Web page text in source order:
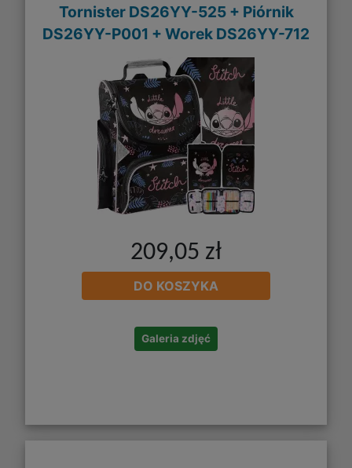
Tornister DS26YY-525 + Piórnik
DS26YY-P001 + Worek DS26YY-712
209,05 zł
DO KOSZYKA
Galeria zdjęć